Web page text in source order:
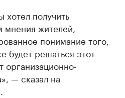
хотел получить
мнения жителей,
понимание того,
будет решаться этот
организационно-
— сказал на